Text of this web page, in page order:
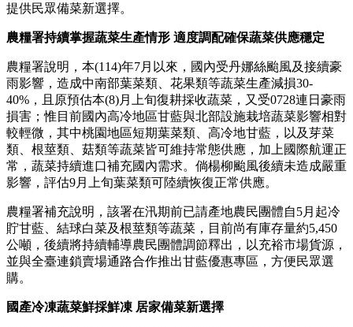
提供民眾備菜新選擇。
農糧署持續掌握蔬菜生產情形 適度調配確保蔬菜供應穩定
農糧署說明，本(114)年7月以來，國內受丹娜絲颱風及接續豪
雨影響，造成中南部葉菜類、花果類等蔬菜生產減損30-
40%，且原預估本(8)月上旬復耕採收蔬菜，又受0728連日豪雨
損害；惟目前國內高冷地區甘藍與北部設施栽培蔬菜影響相對
較輕微，其中桃園地區短期葉菜類、高冷地甘藍，以及芽菜
類、根莖類、菇類等蔬菜皆可維持常態供應，加上國際航運正
常，蔬菜持續進口補充國內需求。倘楊柳颱風後續未造成嚴重
影響，評估9月上旬葉菜類可陸續恢復正常供應。
農糧署補充說明，該署在汛期前已請產地農民團體自5月起冷
貯甘藍、結球白菜及根莖類等蔬菜，目前尚有庫存量約5,450
公噸，後續將持續輔導農民團體調節釋出，以充裕市場貨源，
並與全臺連鎖賣場通路合作推出甘藍優惠專區，方便民眾選
購。
國產冷凍蔬菜鮮採鮮凍 居家備菜新選擇